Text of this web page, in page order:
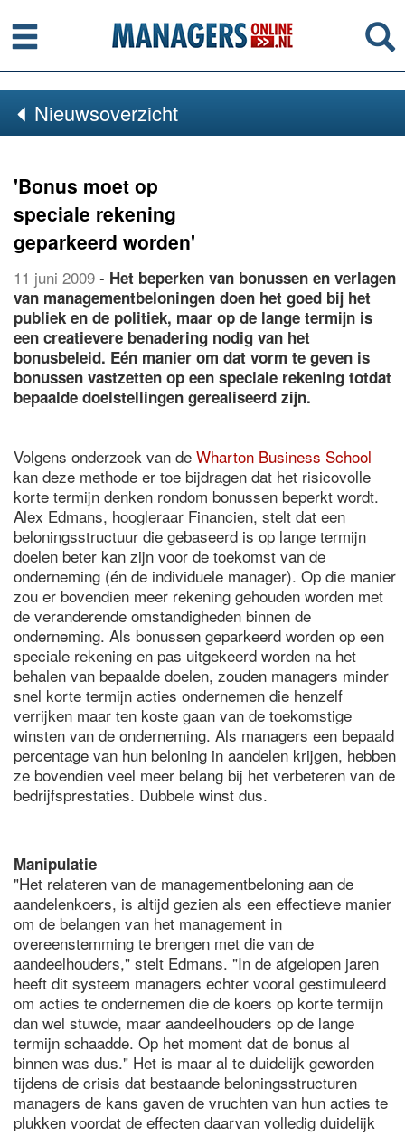
Menu
Nieuwsoverzicht
'Bonus moet op
speciale rekening
geparkeerd worden'
11 juni 2009 - Het beperken van bonussen en verlagen
van managementbeloningen doen het goed bij het
publiek en de politiek, maar op de lange termijn is
een creatievere benadering nodig van het
bonusbeleid. Eén manier om dat vorm te geven is
bonussen vastzetten op een speciale rekening totdat
bepaalde doelstellingen gerealiseerd zijn.
Volgens onderzoek van de Wharton Business School
kan deze methode er toe bijdragen dat het risicovolle
korte termijn denken rondom bonussen beperkt wordt.
Alex Edmans, hoogleraar Financien, stelt dat een
beloningsstructuur die gebaseerd is op lange termijn
doelen beter kan zijn voor de toekomst van de
onderneming (én de individuele manager). Op die manier
zou er bovendien meer rekening gehouden worden met
de veranderende omstandigheden binnen de
onderneming. Als bonussen geparkeerd worden op een
speciale rekening en pas uitgekeerd worden na het
behalen van bepaalde doelen, zouden managers minder
snel korte termijn acties ondernemen die henzelf
verrijken maar ten koste gaan van de toekomstige
winsten van de onderneming. Als managers een bepaald
percentage van hun beloning in aandelen krijgen, hebben
ze bovendien veel meer belang bij het verbeteren van de
bedrijfsprestaties. Dubbele winst dus.
Manipulatie
"Het relateren van de managementbeloning aan de
aandelenkoers, is altijd gezien als een effectieve manier
om de belangen van het management in
overeenstemming te brengen met die van de
aandeelhouders," stelt Edmans. "In de afgelopen jaren
heeft dit systeem managers echter vooral gestimuleerd
om acties te ondernemen die de koers op korte termijn
dan wel stuwde, maar aandeelhouders op de lange
termijn schaadde. Op het moment dat de bonus al
binnen was dus." Het is maar al te duidelijk geworden
tijdens de crisis dat bestaande beloningsstructuren
managers de kans gaven de vruchten van hun acties te
plukken voordat de effecten daarvan volledig duidelijk